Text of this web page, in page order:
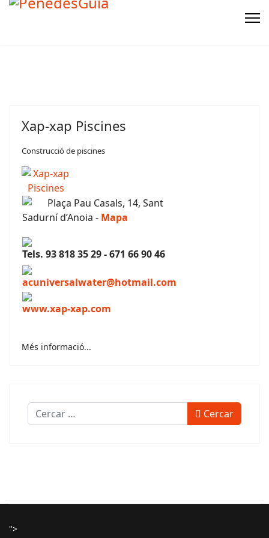
Xap-xap Piscines
Construcció de piscines
Plaça Pau Casals, 14, Sant
Sadurní d’Anoia - Mapa
Tels. 93 818 35 29 - 671 66 90 46
acuniversalwater@hotmail.com
www.xap-xap.com
Més informació...
Cercar Cercar
">